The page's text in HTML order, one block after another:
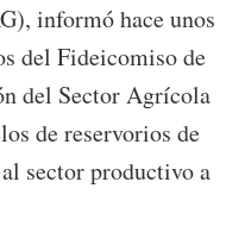
informó hace unos
del Fideicomiso de
del Sector Agrícola
de reservorios de
sector productivo a